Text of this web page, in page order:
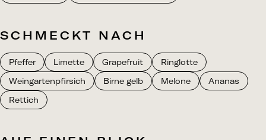
SCHMECKT NACH
Pfeffer Limette Grapefruit
Ringlotte
Weingartenpfirsich
Birne gelb Melone
Ananas
Rettich